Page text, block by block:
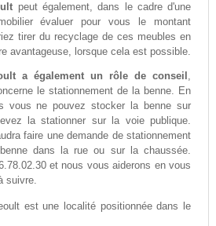
peut également, dans le cadre d'une
évaluer pour vous le montant
tirer du recyclage de ces meubles en
avantageuse, lorsque cela est possible.
a également un rôle de conseil ,
le stationnement de la benne. En
vous ne pouvez stocker la benne sur
la stationner sur la voie publique.
faire une demande de stationnement
dans la rue ou sur la chaussée.
et nous vous aiderons en vous
suivre.
est une localité positionnée dans le